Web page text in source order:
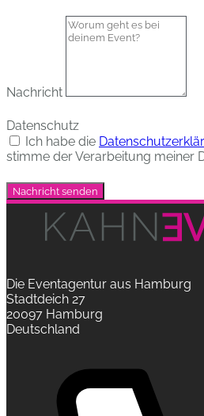
Nachricht
Datenschutz
Ich habe die
stimme der Verarbeitung meiner
Nachricht senden
Die Eventagentur aus Hamburg
Stadtdeich 27
20097 Hamburg
Deutschland